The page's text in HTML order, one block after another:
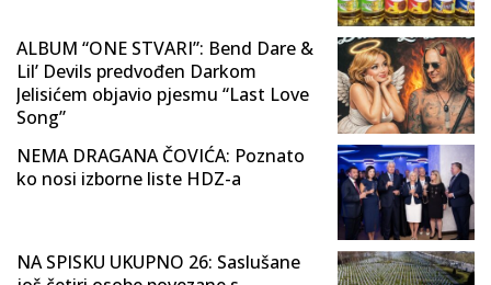
ALBUM “ONE STVARI”: Bend Dare &
Lil’ Devils predvođen Darkom
Jelisićem objavio pjesmu “Last Love
Song”
NEMA DRAGANA ČOVIĆA: Poznato
ko nosi izborne liste HDZ-a
NA SPISKU UKUPNO 26: Saslušane